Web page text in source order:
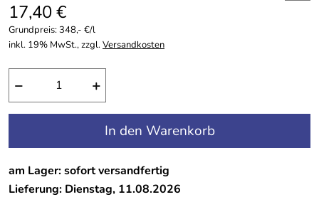
17,40 €
Grundpreis:348,- €/l
inkl. 19% MwSt., zzgl.Versandkosten
− +
In den Warenkorb
am Lager: sofort versandfertig
Lieferung: Dienstag, 11.08.2026